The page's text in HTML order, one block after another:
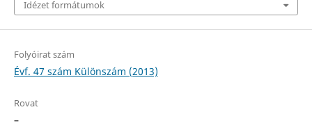
Idézet formátumok
Folyóirat szám
Évf. 47 szám Különszám (2013)
Rovat
–